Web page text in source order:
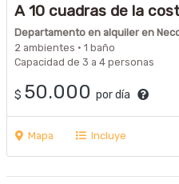
A 10 cuadras de la
Departamento en alquiler en
2 ambientes · 1 baño
Capacidad de 3 a 4 personas
$ 50.000 por día
Mapa Incluye